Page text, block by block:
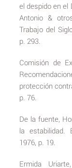
el despido en el
Antonio &
Trabajo del
p. 293.
Comisión de
protección
p. 76.
De la fuente,
la estabilidad.
1976, p. 19.
Ermida